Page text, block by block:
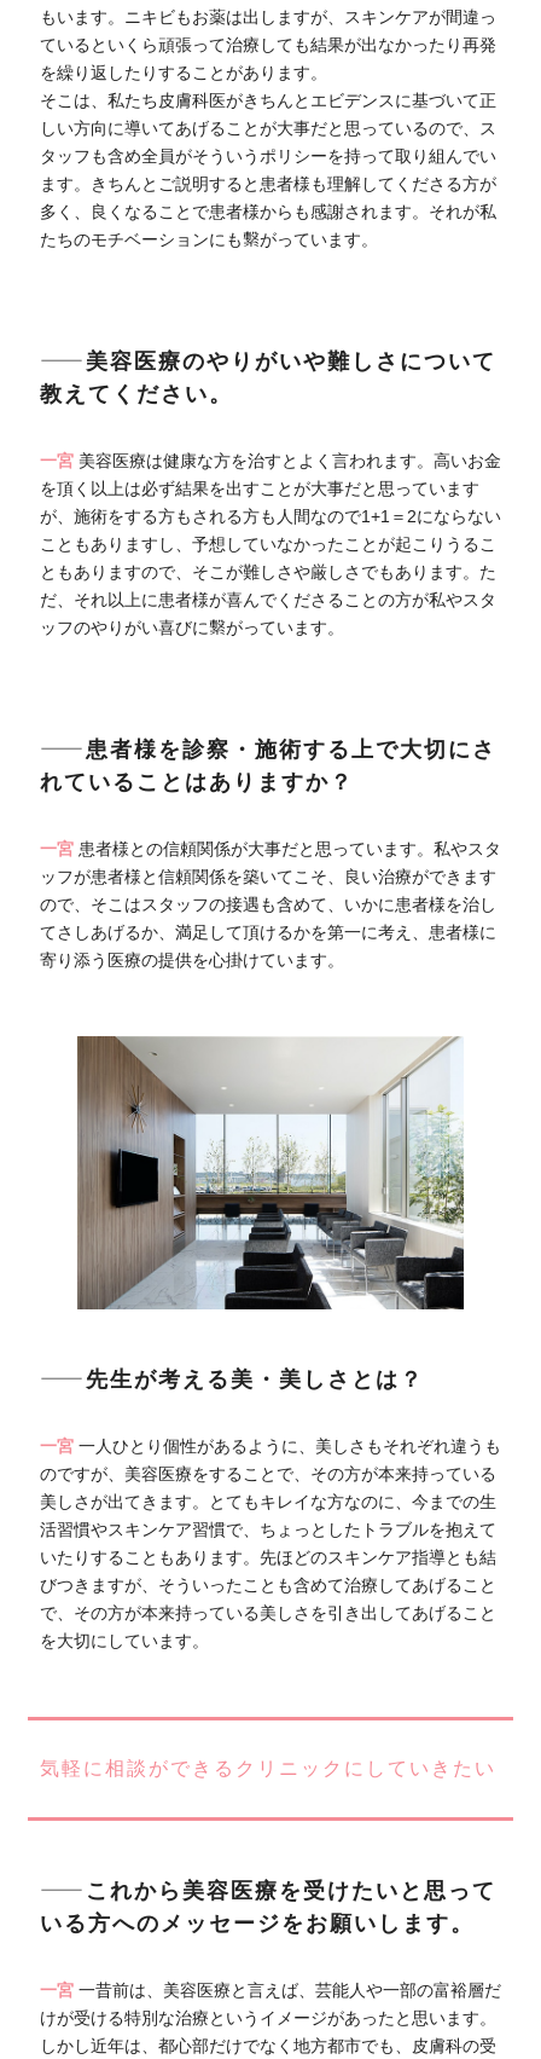
もいます。ニキビもお薬は出しますが、スキンケアが間違っ
ているといくら頑張って治療しても結果が出なかったり再発
を繰り返したりすることがあります。
そこは、私たち皮膚科医がきちんとエビデンスに基づいて正
しい方向に導いてあげることが大事だと思っているので、ス
タッフも含め全員がそういうポリシーを持って取り組んでい
ます。きちんとご説明すると患者様も理解してくださる方が
多く、良くなることで患者様からも感謝されます。それが私
たちのモチベーションにも繋がっています。
――美容医療のやりがいや難しさについて
教えてください。
一宮 美容医療は健康な方を治すとよく言われます。高いお金
を頂く以上は必ず結果を出すことが大事だと思っています
が、施術をする方もされる方も人間なので1+1＝2にならない
こともありますし、予想していなかったことが起こりうるこ
ともありますので、そこが難しさや厳しさでもあります。た
だ、それ以上に患者様が喜んでくださることの方が私やスタ
ッフのやりがい喜びに繋がっています。
――患者様を診察・施術する上で大切にさ
れていることはありますか？
一宮 患者様との信頼関係が大事だと思っています。私やスタ
ッフが患者様と信頼関係を築いてこそ、良い治療ができます
ので、そこはスタッフの接遇も含めて、いかに患者様を治し
てさしあげるか、満足して頂けるかを第一に考え、患者様に
寄り添う医療の提供を心掛けています。
――先生が考える美・美しさとは？
一宮一人ひとり個性があるように、美しさもそれぞれ違うも
のですが、美容医療をすることで、その方が本来持っている
美しさが出てきます。とてもキレイな方なのに、今までの生
活習慣やスキンケア習慣で、ちょっとしたトラブルを抱えて
いたりすることもあります。先ほどのスキンケア指導とも結
びつきますが、そういったことも含めて治療してあげること
で、その方が本来持っている美しさを引き出してあげること
を大切にしています。
気軽に相談ができるクリニックにしていきたい
――これから美容医療を受けたいと思って
いる方へのメッセージをお願いします。
一宮一昔前は、美容医療と言えば、芸能人や一部の富裕層だ
けが受ける特別な治療というイメージがあったと思います。
しかし近年は、都心部だけでなく地方都市でも、皮膚科の受